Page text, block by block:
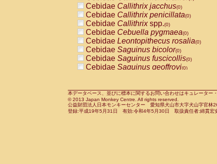
PitheciidaePithecia monachus
PitheciidaePithecia pithecia(0)
CercopithecidaeCercocebus agilis
CercopithecidaeCercocebus
CercopithecidaeCercocebus
CercopithecidaeCercocebus
CercopithecidaeCercocebus
CercopithecidaeCercocebushybrid
CercopithecidaePapio anubis(0)
CercopithecidaePapio cynocephalus
CercopithecidaePapio hamadryas(0)
Cebidae Callithrix jacchus(0)
Cebidae Callithrix penicillata(0)
Cebidae Callithrixspp.(0)
Cebidae Cebuella pygmaea(0)
Cebidae Leontopithecus rosalia(0)
Cebidae Saguinus bicolor(0)
Cebidae Saguinus fuscicollis(0)
Cebidae Saguinus geoffroyi(0)
CebidaeSaguinus leucopus(0)
CebidaeSaguinus midas(0)
Cebidae Saguinus mystax(0)
本データベース、並びに標本に関するお問い合わせはキュレータ
© 2013 Japan Monkey Centre. All rights reserved.
公益財団法人日本モンキーセンター 愛知県犬山市大字犬山字官
登録:平成19年5月31日 有効:令和4年5月30日 取扱責任者:綿貫宏